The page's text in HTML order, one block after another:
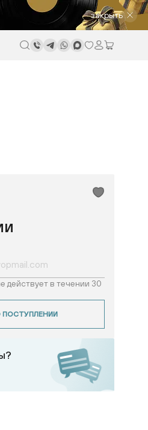
закрыть
действует в течении 30